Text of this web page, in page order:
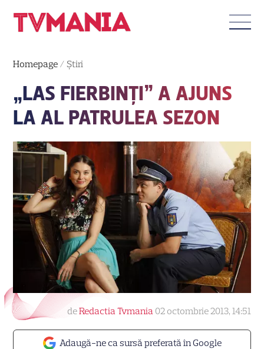
Homepage /Știri
„LAS FIERBINŢI” A AJUNS
LA AL PATRULEA SEZON
Adaugă-ne ca sursă preferată în Google
deRedactia Tvmania 02 octombrie 2013, 14:51